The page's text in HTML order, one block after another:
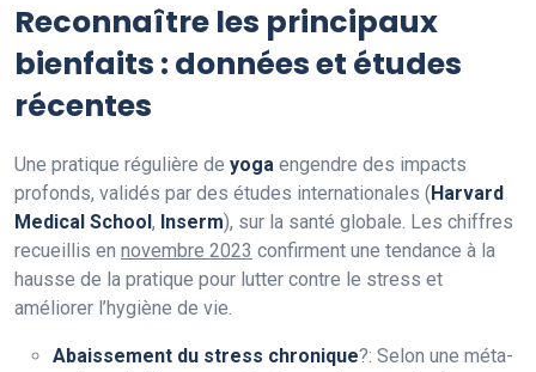
Reconnaître les principaux
bienfaits : données et études
récentes
Une pratique régulière de yoga engendre des impacts
profonds, validés par des études internationales ( Harvard
Medical School , Inserm), sur la santé globale. Les chiffres
recueillis en novembre 2023 confirment une tendance à la
hausse de la pratique pour lutter contre le stress et
améliorer l’hygiène de vie.
Abaissement du stress chronique?: Selon une méta-